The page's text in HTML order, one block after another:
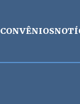
CONVÊNIOS